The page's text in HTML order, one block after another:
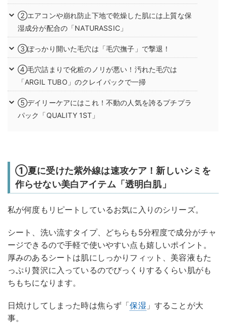
②エアコンや崩れ防止下地で乾燥した肌には上質な保
湿成分が配合の「NATURASSIC」
③ぽっかり開いた毛穴は「毛穴撫子」で撃退！
④毛穴詰まりで化粧のノリが悪い！汚れた毛穴は
「ARGIL TUBO」のクレイパックで一掃
⑤デイリーケアにはこれ！不動の人気を誇るプチプラ
パック「QUALITY 1ST」
①夏に受けた紫外線は速攻ケア！新しいシミを
作らせない美白アイテム「透明白肌」
私が何度もリピートしているお気に入りのシリーズ。
シート、洗い流すタイプ、どちらも5分程度で成分がチャ
ージできるので手軽で使いやすい点も嬉しいポイント。
厚みのあるシートは肌にしっかりフィット、美容液もた
っぷり贅沢に入っているのでびっくりするくらい肌がも
ちもちになります。
日焼けしてしまった時は焦らず「保湿 」することが大
事。